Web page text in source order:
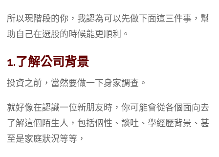
所以現階段的你，我認為可以先做下面這三件事，幫
助自己在選股的時候能更順利。
1.了解公司背景
投資之前，當然要做一下身家調查。
就好像在認識一位新朋友時，你可能會從各個面向去
了解這個陌生人，包括個性、談吐、學經歷背景、甚
至是家庭狀況等等，